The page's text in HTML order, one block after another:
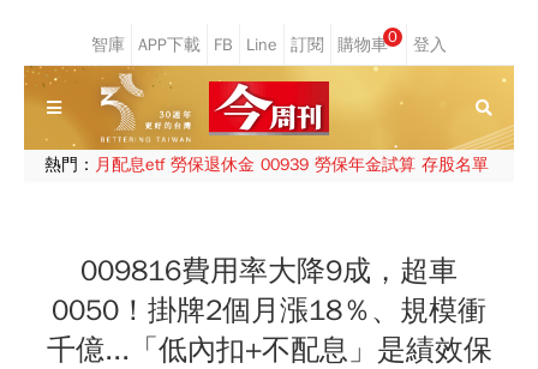
0
熱門： 月配息etf 勞保退休金 00939 勞保年金試算 存股名單
009816費用率大降9成，超車
0050！掛牌2個月漲18％、規模衝
千億...「低內扣+不配息」是績效保